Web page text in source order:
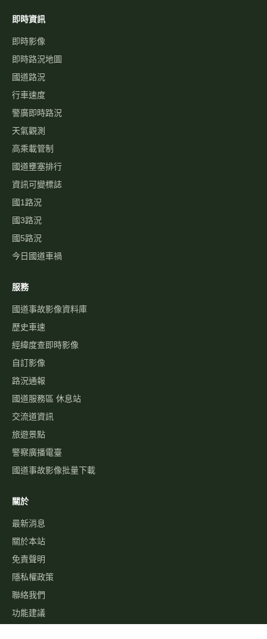
即時資訊
即時影像
即時路況地圖
國道路況
行車速度
警廣即時路況
天氣觀測
高乘載管制
國道壅塞排行
資訊可變標誌
國1路況
國3路況
國5路況
今日國道車禍
服務
國道事故影像資料庫
歷史車速
經緯度查即時影像
自訂影像
路況通報
國道服務區 休息站
交流道資訊
旅遊景點
警察廣播電臺
國道事故影像批量下載
關於
最新消息
關於本站
免責聲明
隱私權政策
聯絡我們
功能建議